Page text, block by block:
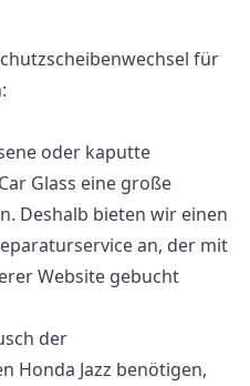
für
oder kaputte
Glass eine große
Deshalb bieten wir einen
an, der mit
Website gebucht
der
Honda Jazz benötigen,